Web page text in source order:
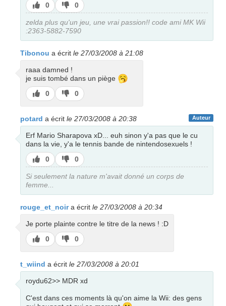
J’aime
0
J’aime
pas
0
zelda plus qu'un jeu, une vrai passion!! code ami MK Wii
:2363-5882-7590
Tibonou a écrit le 27/03/2008 à 21:08
raaa damned !
je suis tombé dans un piège 🥱
J’aime
0
J’aime
pas
0
Auteur
potard a écrit le 27/03/2008 à 20:38
Erf Mario Sharapova xD... euh sinon y'a pas que le cu
dans la vie, y'a le tennis bande de nintendosexuels !
J’aime
0
J’aime
pas
0
Si seulement la nature m'avait donné un corps de
femme...
rouge_et_noira écrit le 27/03/2008 à 20:34
Je porte plainte contre le titre de la news ! :D
J’aime
0
J’aime
pas
0
t_wiind a écrit le 27/03/2008 à 20:01
roydu62>> MDR xd
C'est dans ces moments là qu'on aime la Wii: des gens